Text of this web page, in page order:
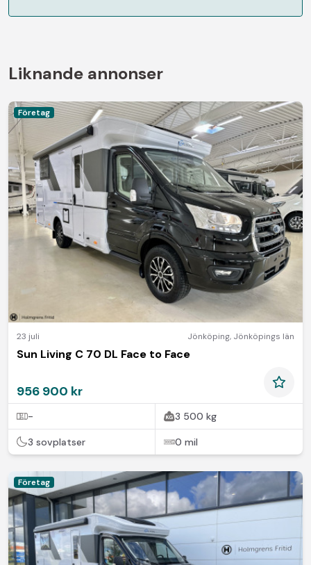
Liknande annonser
Företag
23 juli Jönköping, Jönköpings län
Sun Living C 70 DL Face to Face
956 900 kr
- 3 500 kg
3 sovplatser 0 mil
Företag